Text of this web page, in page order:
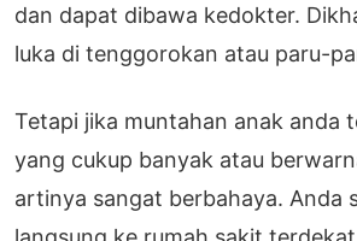
dan dapat dibawa kedokter.
luka di tenggorokan atau paru-
Tetapi jika muntahan anak anda
yang cukup banyak atau
artinya sangat berbahaya. Anda